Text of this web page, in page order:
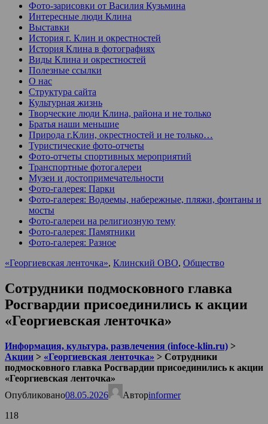
Фото-зарисовки от Василия Кузьмина
Интересные люди Клина
Выставки
История г. Клин и окрестностей
История Клина в фотографиях
Виды Клина и окрестностей
Полезные ссылки
О нас
Структура сайта
Культурная жизнь
Творческие люди Клина, района и не только
Братья наши меньшие
Природа г.Клин, окрестностей и не только…
Туристические фото-отчеты
Фото-отчеты спортивных мероприятий
Транспортные фотогалереи
Музеи и достопримечательности
Фото-галерея: Парки
Фото-галерея: Водоемы, набережные, пляжи, фонтаны и
мосты
Фото-галереи на религиозную тему
Фото-галерея: Памятники
Фото-галерея: Разное
«Георгиевская ленточка», Клинский ОВО, Общество
Сотрудники подмосковного главка
Росгвардии присоединились к акции
«Георгиевская ленточка»
Информация, культура, развлечения (infoce-klin.ru) >
Акции > «Георгиевская ленточка» > Сотрудники
подмосковного главка Росгвардии присоединились к акции
«Георгиевская ленточка»
Опубликовано08.05.2026 Авторinformer
118